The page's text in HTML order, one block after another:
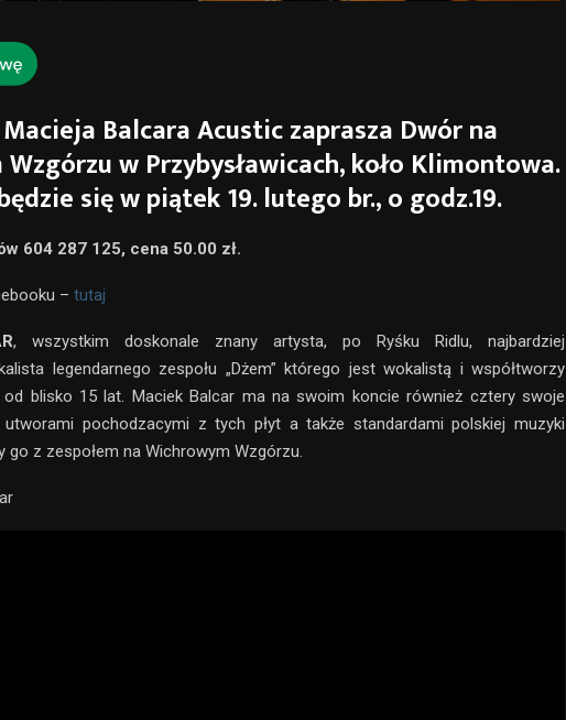
Balcara Acustic zaprasza Dwór na
w Przybysławicach, koło Klimontowa.
się w piątek 19. lutego br., o godz.19.
604 287 125, cena 50.00 zł.
– tutaj
, wszystkim doskonale znany artysta, po Ryśku Ridlu, najbardziej
legendarnego zespołu „Dżem” którego jest wokalistą i współtworzy
blisko 15 lat. Maciek Balcar ma na swoim koncie również cztery swoje
pochodzacymi z tych płyt a także standardami polskiej muzyki
go z zespołem na Wichrowym Wzgórzu.